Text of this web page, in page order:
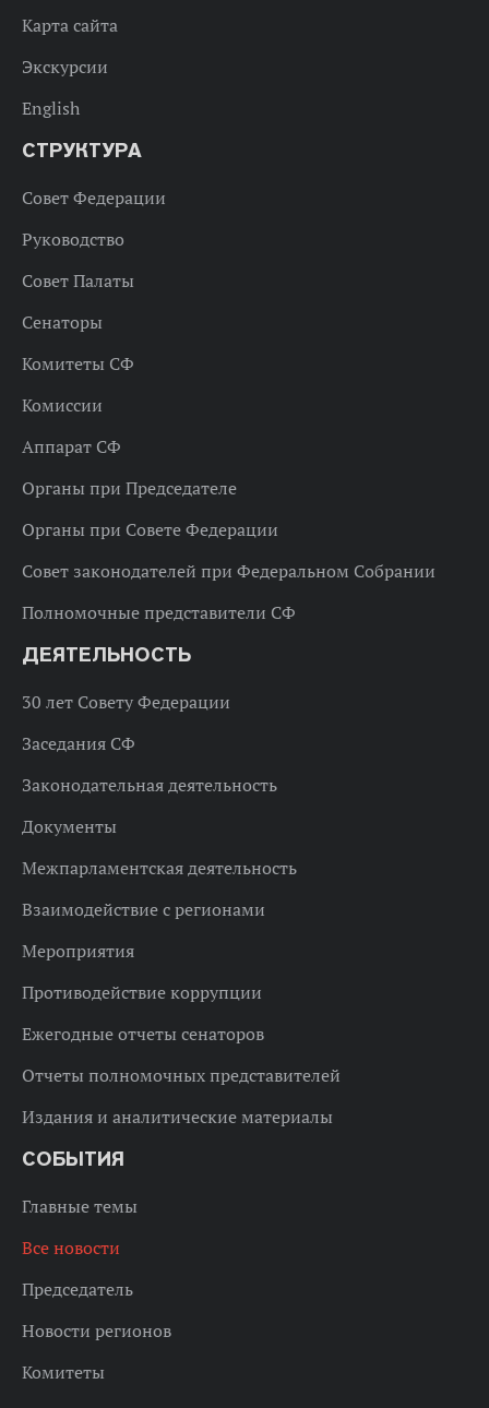
Карта сайта
Экскурсии
English
СТРУКТУРА
Совет Федерации
Руководство
Совет Палаты
Сенаторы
Комитеты СФ
Комиссии
Аппарат СФ
Органы при Председателе
Органы при Совете Федерации
Совет законодателей при Федеральном Собрании
Полномочные представители СФ
ДЕЯТЕЛЬНОСТЬ
30 лет Совету Федерации
Заседания СФ
Законодательная деятельность
Документы
Межпарламентская деятельность
Взаимодействие с регионами
Мероприятия
Противодействие коррупции
Ежегодные отчеты сенаторов
Отчеты полномочных представителей
Издания и аналитические материалы
СОБЫТИЯ
Главные темы
Все новости
Председатель
Новости регионов
Комитеты